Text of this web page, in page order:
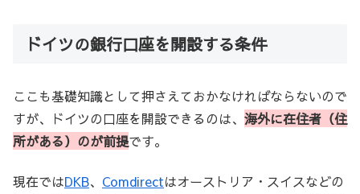
ドイツの銀行口座を開設する条件
ここも基礎知識として押さえておかなければならないので
すが、ドイツの口座を開設できるのは、 海外に在住者（住
所がある）のが前提です。
現在ではDKB、 Comdirectはオーストリア・スイスなどの